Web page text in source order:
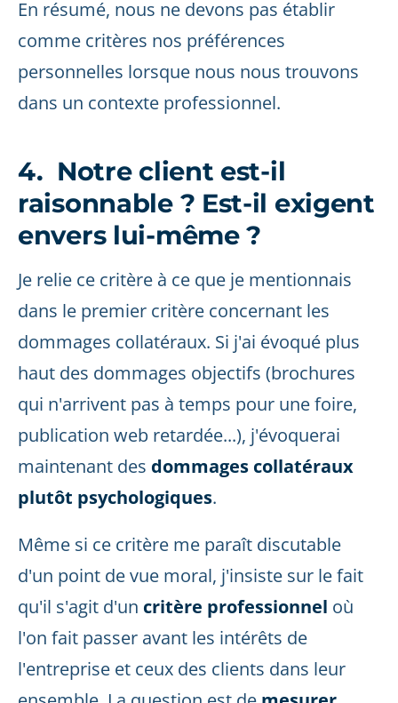
En résumé, nous ne devons pas établir
comme critères nos préférences
personnelles lorsque nous nous trouvons
dans un contexte professionnel.
4. Notre client est-il
raisonnable ? Est-il exigent
envers lui-même ?
Je relie ce critère à ce que je mentionnais
dans le premier critère concernant les
dommages collatéraux. Si j'ai évoqué plus
haut des dommages objectifs (brochures
qui n'arrivent pas à temps pour une foire,
publication web retardée...), j'évoquerai
maintenant des dommages collatéraux
plutôt psychologiques.
Même si ce critère me paraît discutable
d'un point de vue moral, j'insiste sur le fait
qu'il s'agit d'un critère professionnel où
l'on fait passer avant les intérêts de
l'entreprise et ceux des clients dans leur